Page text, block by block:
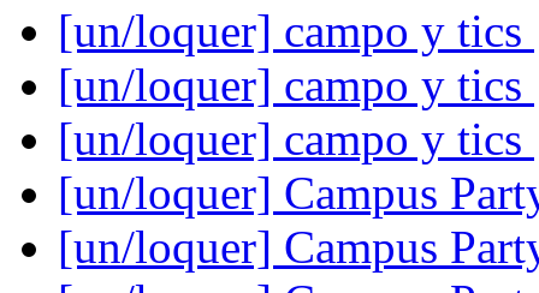
[un/loquer] campo y tics
[un/loquer] campo y tics
[un/loquer] campo y tics
[un/loquer] Campus
[un/loquer] Campus